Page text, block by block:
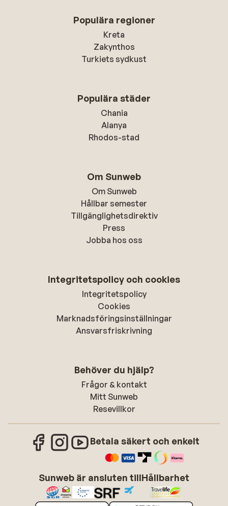
Populära regioner
Kreta
Zakynthos
Turkiets sydkust
Populära städer
Chania
Alanya
Rhodos-stad
Om Sunweb
Om Sunweb
Hållbar semester
Tillgänglighetsdirektiv
Press
Jobba hos oss
Integritetspolicy och cookies
Integritetspolicy
Cookies
Marknadsföringsinställningar
Ansvarsfriskrivning
Behöver du hjälp?
Frågor & kontakt
Mitt Sunweb
Resevillkor
Betala säkert och enkelt
Sunweb är ansluten tillHållbarhet